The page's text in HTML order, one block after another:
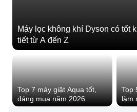
Máy lọc không khí Dyson có tốt
tiết từ A đến Z
Top 7 máy giặt Aqua tốt,
đáng mua năm 2026
Top
làm